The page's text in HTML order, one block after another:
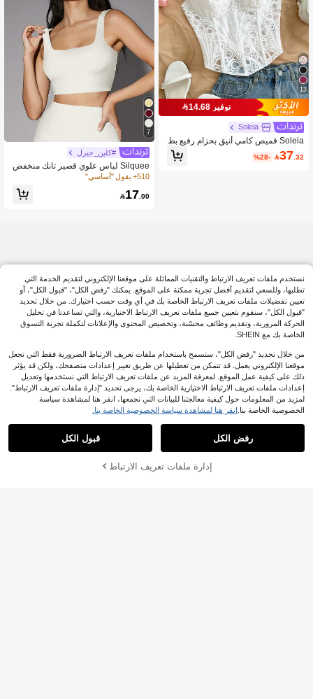
13
توفير 14.68
Soleia
Soleia قميص كامي أنيق بحزام رفيع بط
راز بوهيمي استوائي، مناسب للشاطئ و
عيد الحب والموسم الزفاف والحفلات
37.32
%28-
7
#كلين_جيرل
Silquee لباس علوي قصير تانك منخفض
الظهر
510+ يقول "أساسي"
17 .00
أضف إلى عربة التسوق بنجاح
نستخدم ملفات تعريف الارتباط والتقنيات المماثلة على موقعنا الإلكتروني لتقديم الخدمة التي
تطلبها، وللسعي لتقديم أفضل تجربة ممكنة على الموقع. يمكنك "رفض الكل"، "قبول الكل"، أو
تعيين تفضيلات ملفات تعريف الارتباط الخاصة بك في أي وقت حسب اختيارك. من خلال تحديد
"قبول الكل"، سنقوم بتعيين جميع ملفات تعريف الارتباط الاختيارية، والتي تساعدنا في تحليل
الحركة المرورية، وتقديم وظائف محسّنة، وتخصيص المحتوى والإعلانات لتكملة تجربة التسوق
الخاصة بك مع SHEIN.
من خلال تحديد "رفض الكل"، ستسمح باستخدام ملفات تعريف الارتباط الضرورية فقط التي تجعل
موقعنا الإلكتروني يعمل. قد تتمكن من تعطيلها عن طريق تغيير إعدادات متصفحك، ولكن قد يؤثر
ذلك على كيفية عمل الموقع. لمعرفة المزيد عن ملفات تعريف الارتباط التي نستخدمها وتعديل
إعدادات ملفات تعريف الارتباط الاختيارية الخاصة بك، يرجى تحديد "إدارة ملفات تعريف الارتباط".
لمزيد من المعلومات حول كيفية معالجتنا للبيانات التي نجمعها، انقر هنا لمشاهدة سياسة
الخصوصية الخاصة بنا. انقر هنا لمشاهدة سياسة الخصوصية الخاصة بنا.
رفض الكل قبول الكل
إدارة ملفات تعريف الارتباط